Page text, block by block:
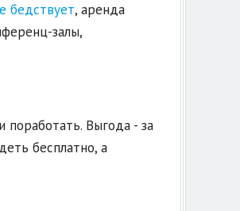
бедствует, аренда
залы,
Выгода - за
бесплатно, а